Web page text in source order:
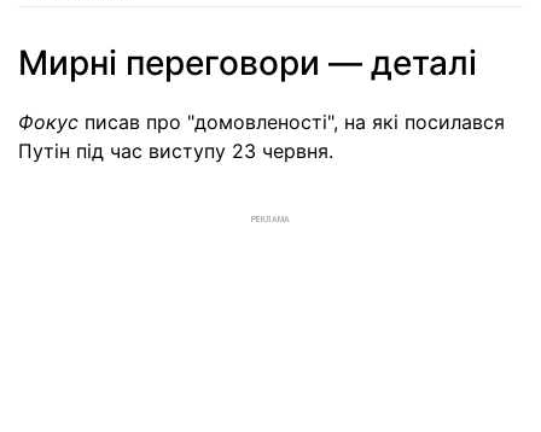
Мирні переговори — деталі
Фокус писав про "домовленості", на які посилався
Путін під час виступу 23 червня.
РЕКЛАМА